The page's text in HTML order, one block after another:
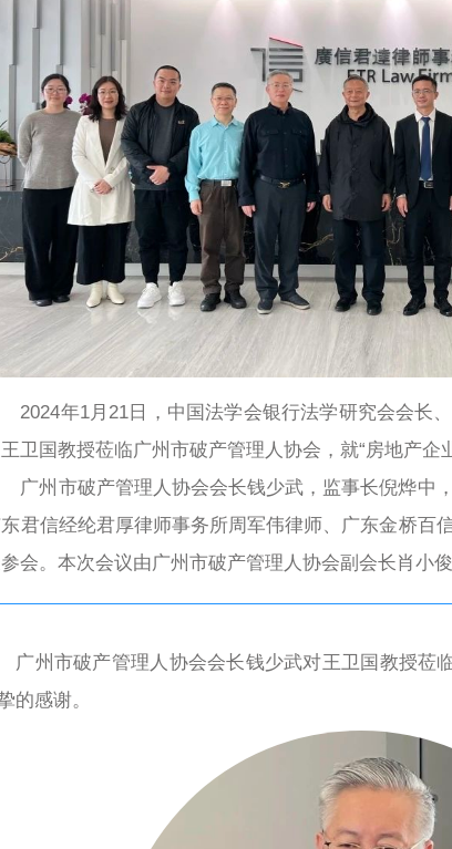
2024年1月21日，中国法学会银行法学研究会会长
卫国教授莅临广州市破产管理人协会，就“房地产企
广州市破产管理人协会会长钱少武，监事长倪烨中
君信经纶君厚律师事务所周军伟律师、广东金桥百
会。本次会议由广州市破产管理人协会副会长肖小俊
广州市破产管理人协会会长钱少武对王卫国教授莅
的感谢。